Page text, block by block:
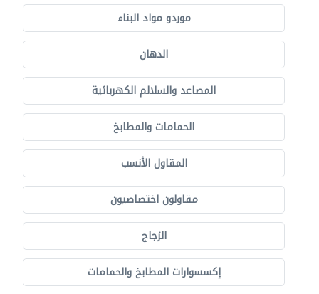
موردو مواد البناء
الدهان
المصاعد والسلالم الكهربائية
الحمامات والمطابخ
المقاول الأنسب
مقاولون اختصاصيون
الزجاج
إكسسوارات المطابخ والحمامات